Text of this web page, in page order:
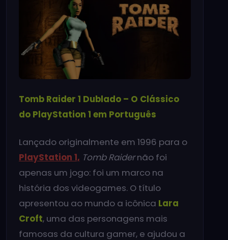
Tomb Raider 1 Dublado – O Clássico
do PlayStation 1 em Português
Lançado originalmente em 1996 para o
PlayStation 1, Tomb Raidernão foi
apenas um jogo: foi um marco na
história dos videogames. O título
apresentou ao mundo a icônica Lara
Croft, uma das personagens mais
famosas da cultura gamer, e ajudou a